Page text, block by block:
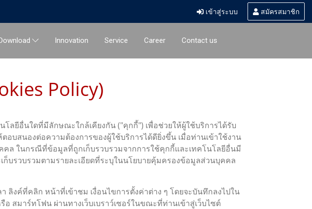
เข้าสู่ระบบ สมัครสมาชิก
Innovation Service Career Contact us
Policy)
โลยีอื่นใดที่มีลักษณะใกล้เคียงกัน ("คุกกี้") เพื่อช่วยให้ผู้ใช้บริการได้รับ
บสนองต่อความต้องการของผู้ใช้บริการได้ดียิ่งขึ้น เมื่อท่านเข้าใช้งาน
คล ในกรณีที่ข้อมูลที่ถูกเก็บรวบรวมจากการใช้คุกกี้และเทคโนโลยีอื่นมี
รวบรวมตามรายละเอียดที่ระบุในนโยบายคุ้มครองข้อมูลส่วนบุคคล
ลิงค์ที่คลิก หน้าที่เข้าชม เงื่อนไขการตั้งค่าต่าง ๆ โดยจะบันทึกลงไปใน
สมาร์ทโฟน ผ่านทางเว็บเบราว์เซอร์ในขณะที่ท่านเข้าสู่เว็บไซต์